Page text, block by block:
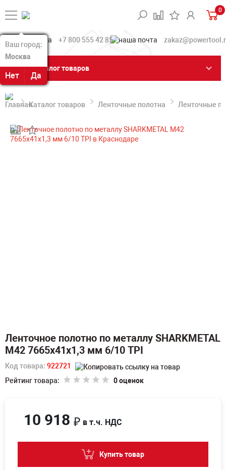
Ваш город:
Москва
Нет Да
Ваш город:
Москва
Нет Да
0
+7 800 555 42 85
Каталог товаров
Каталог товаров Ленточные полотна Ленточные
Ленточное полотно по металлу SHARKMETAL
M42 7665х41х1,3 мм 6/10 TPI
Код товара: 922721
Рейтинг товара:
0 оценок
10 918 ₽ в т.ч. НДС
Купить товар